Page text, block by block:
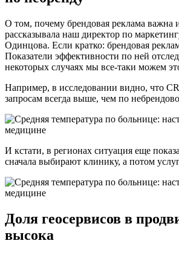
О том, почему брендовая реклама важна
рассказывала наш директор по
Одинцова. Если кратко: брендовая
Показатели эффективности по ней
некоторых случаях мы все-таки можем
Например, в исследовании видно, что
запросам всегда выше, чем по
И кстати, в регионах ситуация еще
сначала выбирают клинику, а потом
Доля геосервисов в
высока